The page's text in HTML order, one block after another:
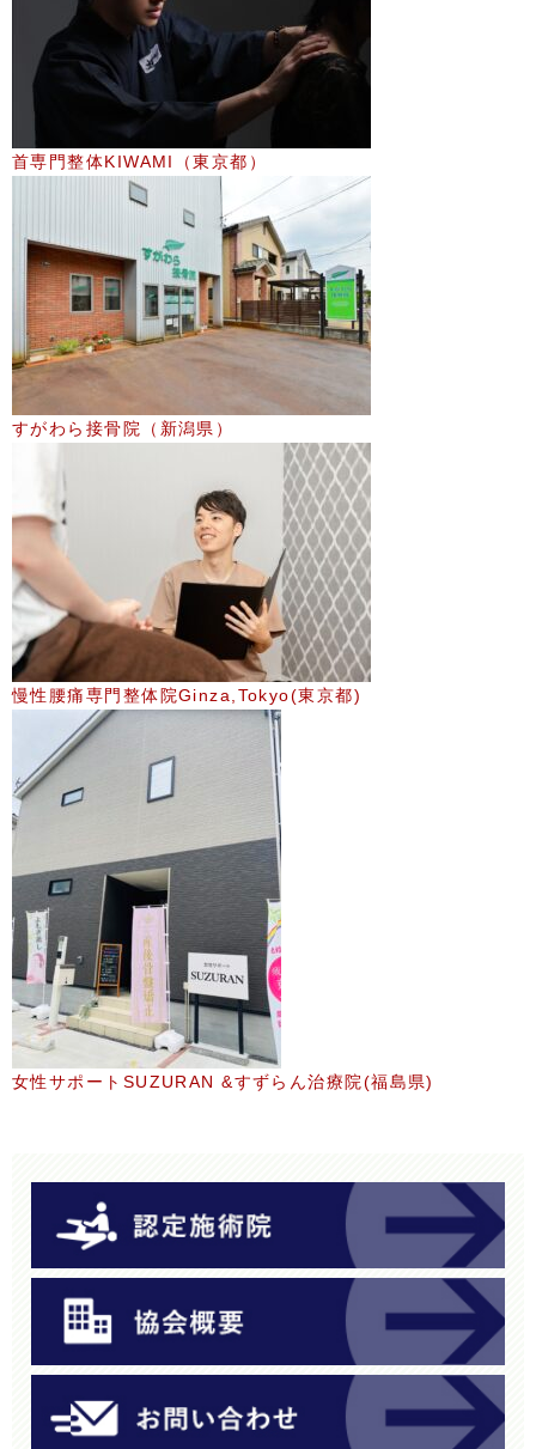
首専門整体KIWAMI（東京都）
すがわら接骨院（新潟県）
慢性腰痛専門整体院Ginza,Tokyo(東京都)
女性サポートSUZURAN &すずらん治療院(福島県)